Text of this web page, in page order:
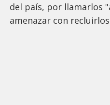
del país, por llamarlos
amenazar con